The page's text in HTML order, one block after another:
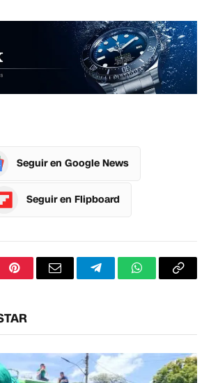
Seguir en Google News
Seguir en Flipboard
PinterestCorreoTelegramWhatsApp